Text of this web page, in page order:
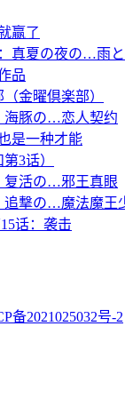
赢了
真夏の夜の…雨
品
金曜倶楽部）
海豚の…恋人契约
是一种才能
3话）
复活の…邪王真眼
追撃の…魔法魔王
话：袭击
备2021025032号-2